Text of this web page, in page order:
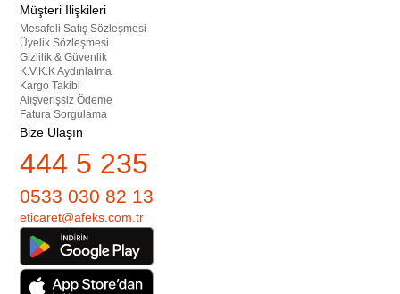
Müşteri İlişkileri
Mesafeli Satış Sözleşmesi
Üyelik Sözleşmesi
Gizlilik & Güvenlik
K.V.K.K Aydınlatma
Kargo Takibi
Alışverişsiz Ödeme
Fatura Sorgulama
Bize Ulaşın
444 5 235
0533 030 82 13
eticaret@afeks.com.tr